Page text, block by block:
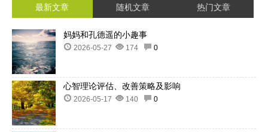
最新文章 随机文章 热门文章
妈妈和孔德遥的小趣事
2026-05-27 174 0
心智理论评估、改善策略及影响
2026-05-17 140 0